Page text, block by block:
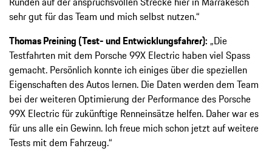
sehr gut für das Team und mich selbst nutzen.“
Thomas Preining (Test- und Entwicklungsfahrer): „Die
Testfahrten mit dem Porsche 99X Electric haben viel Spass
gemacht. Persönlich konnte ich einiges über die speziellen
Eigenschaften des Autos lernen. Die Daten werden dem Team
bei der weiteren Optimierung der Performance des Porsche
99X Electric für zukünftige Renneinsätze helfen. Daher war es
für uns alle ein Gewinn. Ich freue mich schon jetzt auf weitere
Tests mit dem Fahrzeug.“